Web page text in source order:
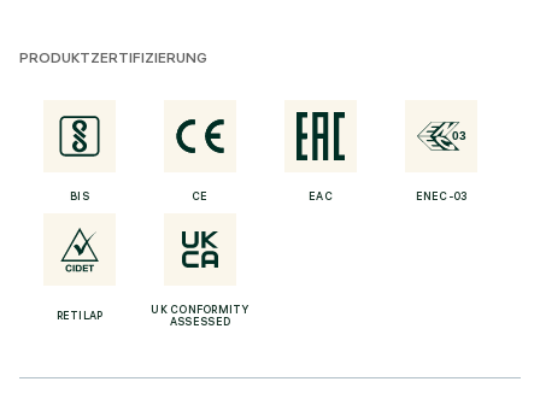
PRODUKTZERTIFIZIERUNG
BIS CE EAC ENEC-03
RETILAP
UK CONFORMITY
ASSESSED